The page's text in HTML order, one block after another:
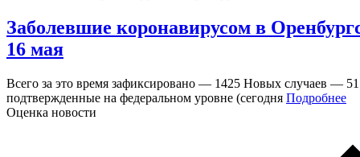
​Заболевшие коронавирусом в
16 мая
Всего за это время зафиксировано — 1425 Новых случаев —
подтвержденные на федеральном уровне (сегодня Подробнее
Оценка новости